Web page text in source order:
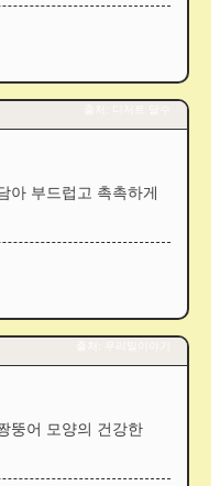
아 부드럽고 촉촉하게
뚱어 모양의 건강한